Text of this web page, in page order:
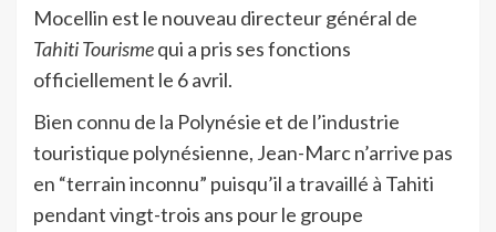
Mocellin est le nouveau directeur général de
Tahiti Tourismequi a pris ses fonctions
officiellement le 6 avril.
Bien connu de la Polynésie et de l’industrie
touristique polynésienne, Jean-Marc n’arrive pas
en “terrain inconnu” puisqu’il a travaillé à Tahiti
pendant vingt-trois ans pour le groupe